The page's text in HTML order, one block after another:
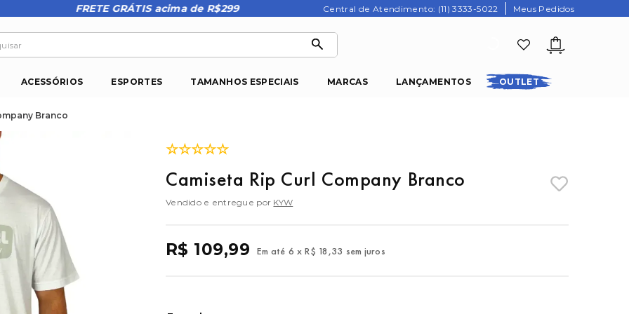
FRETE GRÁTIS acima de R$299 Central de Atendimento: (11) 3333-5022 Meus Pedidos
ACESSÓRIOS ESPORTES TAMANHOS ESPECIAIS MARCAS LANÇAMENTOS OUTLET
Branco
☆☆☆☆☆
Camiseta Rip Curl Company Branco
Vendido e entregue por KYW
R$ 109,99 Em até 6 x R$ 18 ,33 sem juros